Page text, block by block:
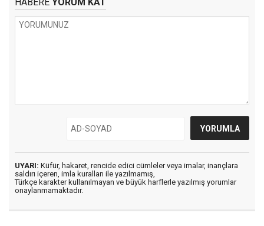
UYARI: Küfür, hakaret, rencide edici cümleler veya imalar, inançlara
saldırı içeren, imla kuralları ile yazılmamış,
Türkçe karakter kullanılmayan ve büyük harflerle yazılmış yorumlar
onaylanmamaktadır.